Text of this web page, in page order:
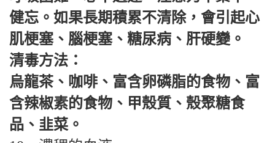
健忘。如果長期積累不清除，會引起心
肌梗塞、腦梗塞、糖尿病、肝硬變。
清毒方法：
烏龍茶、咖啡、富含卵磷脂的食物、富
含辣椒素的食物、甲殼質、殼聚糖食
品、韭菜。